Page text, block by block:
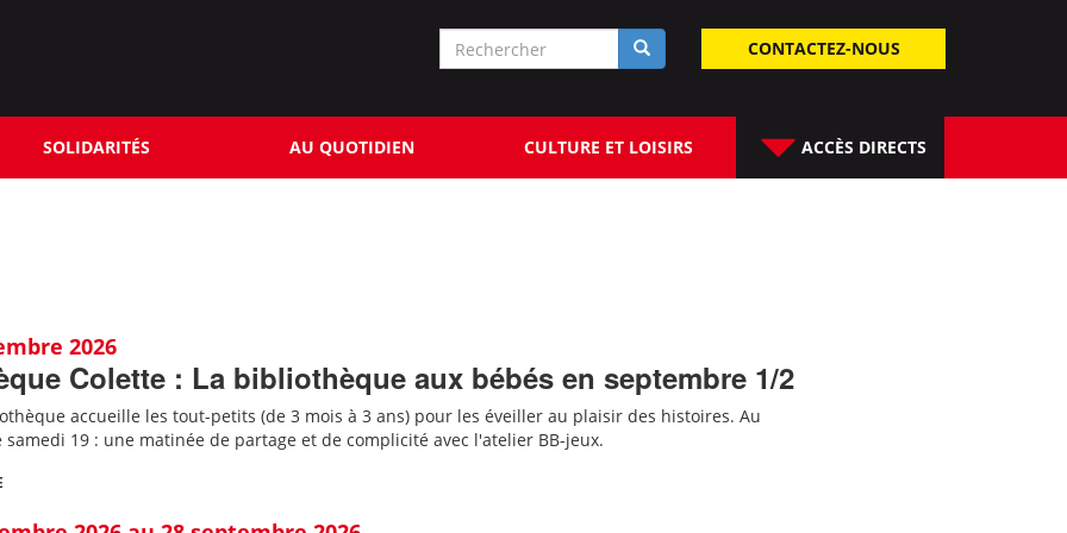
CONTACTEZ-NOUS
Formulaire
recherche
SOLIDARITÉS AU QUOTIDIEN CULTURE ET LOISIRS ACCÈS DIRECTS
2026
Colette : La bibliothèque aux bébés en septembre 1/2
accueille les tout-petits (de 3 mois à 3 ans) pour les éveiller au plaisir des histoires. Au
samedi 19 : une matinée de partage et de complicité avec l'atelier BB-jeux.